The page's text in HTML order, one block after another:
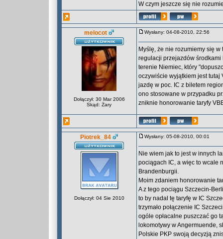
W czym jeszcze się nie
melocot
Dołączył: 30 Mar 2006
Skąd: Żary
Wysłany: 04-08-2010, 22:56
Myślę, że nie rozumiemy się
regulacji przejazdów
terenie Niemiec, który
oczywiście wyjątkiem jest tutaj
jazdę w poc. IC z biletem
ono stosowane w przypadku
zniknie honorowanie taryfy
Piotrek_84
Dołączył: 04 Sie 2010
Wysłany: 05-08-2010, 00:01
Nie wiem jak to jest w innych
pociągach IC, a więc to wcale
Brandenburgii.
Moim zdaniem honorowanie
A z tego pociągu Szczecin-
to by nadal tę taryfę w IC
trzymało połączenie IC
ogóle opłacalne puszczać go
lokomotywy w Angermuende,
Polskie PKP swoją decyzją